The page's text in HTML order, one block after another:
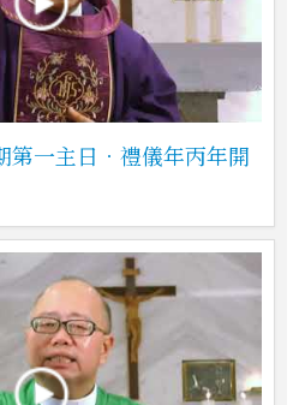
第一主日．禮儀年丙年開